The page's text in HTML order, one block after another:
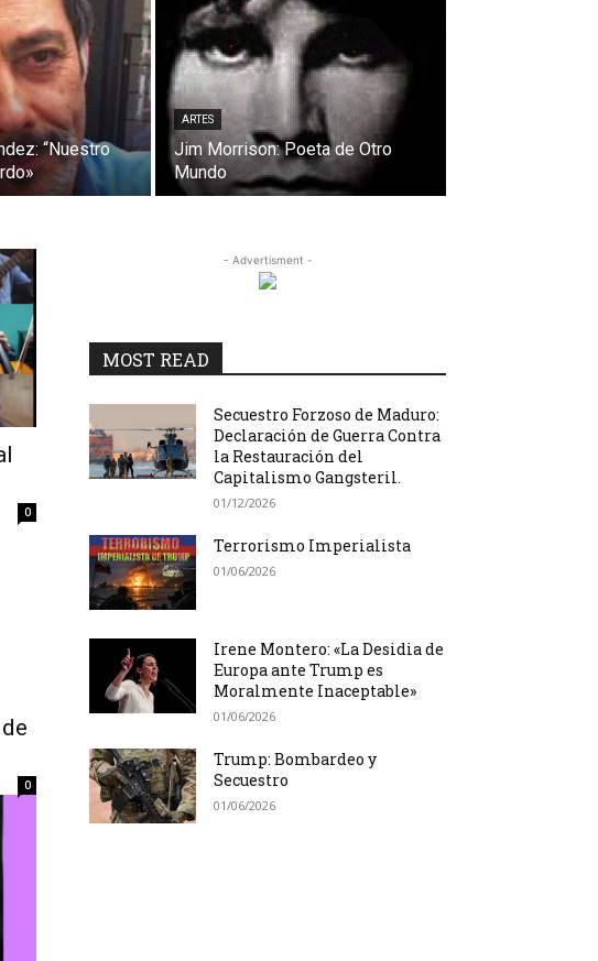
“Nuestro
ARTES
Jim Morrison: Poeta de Otro
Mundo
0
0
- Advertisment -
MOST READ
Secuestro Forzoso de Maduro:
Declaración de Guerra Contra
la Restauración del
Capitalismo Gangsteril.
01/12/2026
Terrorismo Imperialista
01/06/2026
Irene Montero: «La Desidia de
Europa ante Trump es
Moralmente Inaceptable»
01/06/2026
Trump: Bombardeo y
Secuestro
01/06/2026